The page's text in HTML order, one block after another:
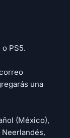
PS5.
una
(México),